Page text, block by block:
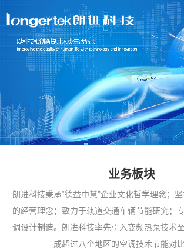
业务板块
朗进科技秉承“德益中慧”企业文化哲学理念；
的经营理念；致力于轨道交通车辆节能研究；
调设计制造。朗进科技率先引入变频热泵技术
成超过八个地区的空调技术节能对比